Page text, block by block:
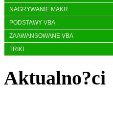
NAGRYWANIE MAKR
PODSTAWY VBA
ZAAWANSOWANE VBA
TRIKI
Aktualno?ci